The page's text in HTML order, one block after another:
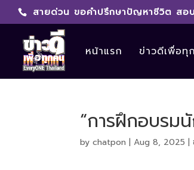
สายด่วน ขอคำปรึกษาปัญหาชีวิต ส
หน้าแรก ข่าวดีเพื่อทุ
“การฝึกอบรม
bychatpon |Aug 8, 2025 |